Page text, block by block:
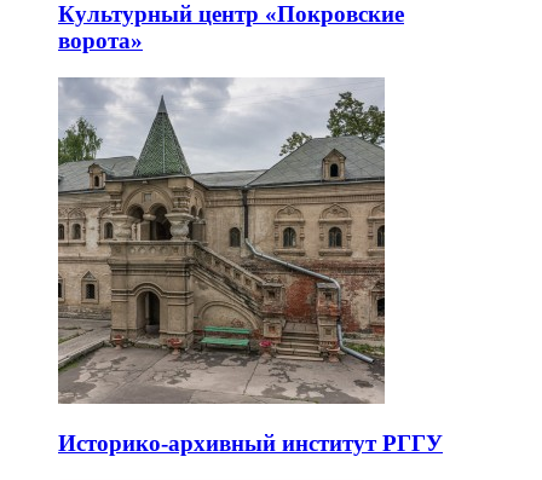
Культурный центр «Покровские
ворота»
Историко-архивный институт РГГУ